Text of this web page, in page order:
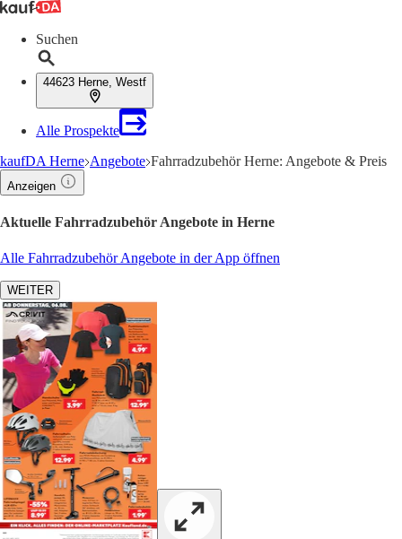
Suchen
44623 Herne, Westf
Alle Prospekte
kaufDA Herne Angebote Fahrradzubehör Herne: Angebote & Preis
Anzeigen
Aktuelle Fahrradzubehör Angebote in Herne
Alle Fahrradzubehör Angebote in der App öffnen
WEITER